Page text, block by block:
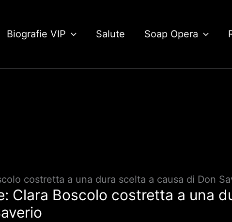
Biografie VIP Salute Soap Opera
costretta a una dura scelta a causa di Don
Clara Boscolo costretta a una